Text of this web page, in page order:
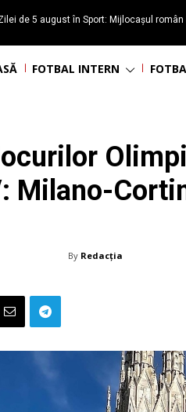
de 5 august în Sport: Mijlocașul român
FOTBAL INTERN
Milano-
By Redacția